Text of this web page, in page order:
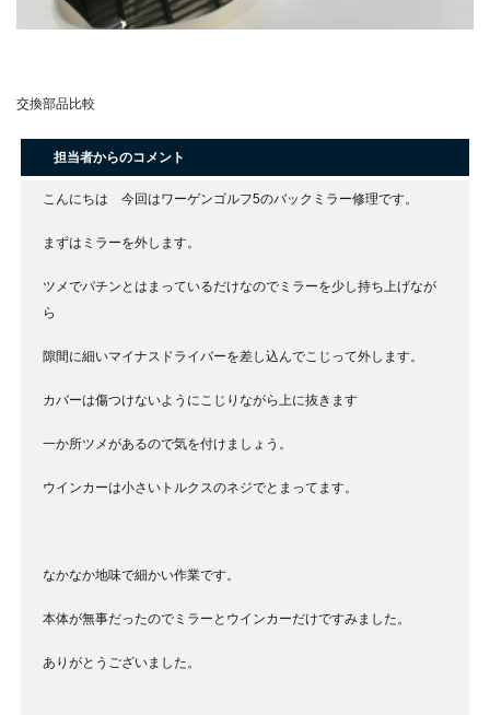
交換部品比較
担当者からのコメント
こんにちは 今回はワーゲンゴルフ5のバックミラー修理です。
まずはミラーを外します。
ツメでパチンとはまっているだけなのでミラーを少し持ち上げなが
ら
隙間に細いマイナスドライバーを差し込んでこじって外します。
カバーは傷つけないようにこじりながら上に抜きます
一か所ツメがあるので気を付けましょう。
ウインカーは小さいトルクスのネジでとまってます。
なかなか地味で細かい作業です。
本体が無事だったのでミラーとウインカーだけですみました。
ありがとうございました。